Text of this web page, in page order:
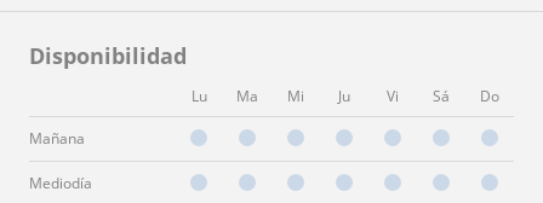
Disponibilidad
Lu Ma Mi Ju Vi Sá Do
Mañana
Mediodía